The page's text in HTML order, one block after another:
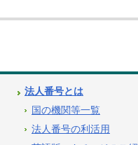
法人番号とは
国の機関等一覧
法人番号の利活用